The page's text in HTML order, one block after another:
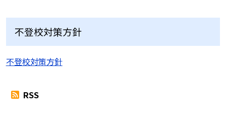
不登校対策方針
不登校対策方針
RSS